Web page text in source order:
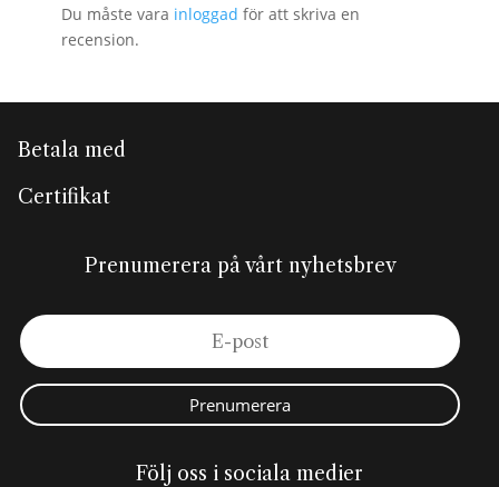
Du måste vara inloggad för att skriva en
recension.
Betala med
Certifikat
Prenumerera på vårt nyhetsbrev
Prenumerera
Följ oss i sociala medier